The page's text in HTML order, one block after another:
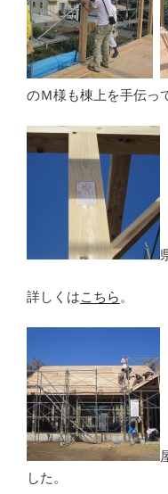
のＭ様も棟上を手伝っ
詳しくはこちら 。
した。